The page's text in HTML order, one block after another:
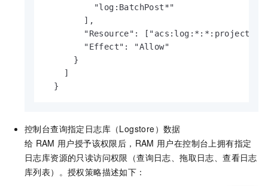
          "log:BatchPost*"
        ],
"Resource": ["acs:log:*:*:project/<
        "Effect": "Allow"
      }
    ]
  }
控制台查询指定日志库（Logstore）数据
给 RAM 用户授予该权限后，RAM 用户在控制台上拥有指定
日志库资源的只读访问权限（查询日志、拖取日志、查看日志
库列表）。授权策略描述如下：